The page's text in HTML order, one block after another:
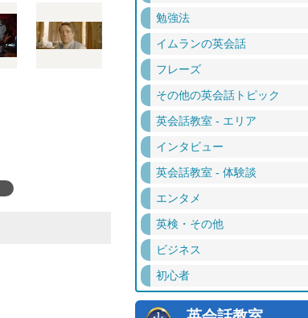
勉強法
イムランの英会話
フレーズ
その他の英会話トピック
英会話教室 - エリア
インタビュー
英会話教室 - 体験談
エンタメ
英検・その他
ビジネス
初心者